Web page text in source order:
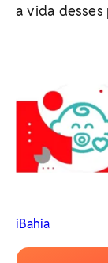
a vida desses
iBahia